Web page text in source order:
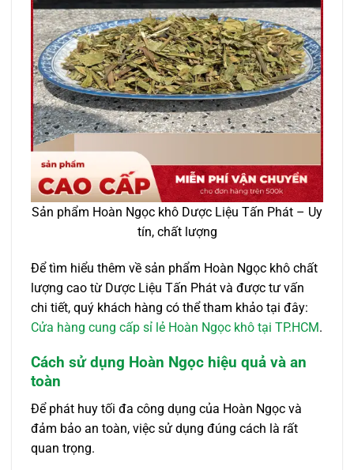
Sản phẩm Hoàn Ngọc khô Dược Liệu Tấn Phát – Uy
tín, chất lượng
Để tìm hiểu thêm về sản phẩm Hoàn Ngọc khô chất
lượng cao từ Dược Liệu Tấn Phát và được tư vấn
chi tiết, quý khách hàng có thể tham khảo tại đây:
Cửa hàng cung cấp sỉ lẻ Hoàn Ngọc khô tại TP.HCM.
Cách sử dụng Hoàn Ngọc hiệu quả và an
toàn
Để phát huy tối đa công dụng của Hoàn Ngọc và
đảm bảo an toàn, việc sử dụng đúng cách là rất
quan trọng.